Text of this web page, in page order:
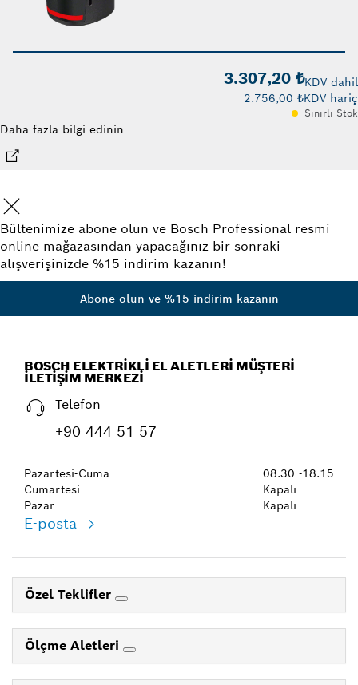
3.307,20 ₺KDV dahil
2.756,00 ₺KDV hariç
Sınırlı Stok
Daha fazla bilgi edinin
Bültenimize abone olun ve Bosch Professional resmi
online mağazasından yapacağınız bir sonraki
alışverişinizde %15 indirim kazanın!
Abone olun ve %15 indirim kazanın
BOSCH ELEKTRIKLI EL ALETLERI MÜŞTERI
İLETIŞIM MERKEZI
Telefon
+90 444 51 57
Pazartesi-Cuma
Cumartesi
Pazar
08.30 -18.15
Kapalı
Kapalı
E-posta
Özel Teklifler
Ölçme Aletleri